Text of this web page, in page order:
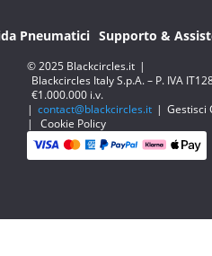
Pneumatici Supporto &
© 2025 Blackcircles.it |
Blackcircles Italy S.p.A. – P. IVA
€1.000.000 i.v.
| contact@blackcircles.it | Gestisci
|
Cookie Policy